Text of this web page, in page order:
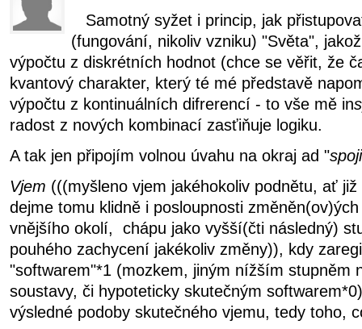
Samotný syžet i princip, jak
(fungování, nikoliv vzniku) "Světa",
výpočtu z diskrétních hodnot (chce se věřit, že
kvantový charakter, který té mé představě
výpočtu z kontinuálních difrerencí - to vše mě in
radost z nových kombinací zasťiňuje logiku.
A tak jen připojím volnou úvahu na okraj ad "
Vjem (((myšleno vjem jakéhokoliv podnětu, ať
dejme tomu klidně i posloupnosti
vnějšího okolí, chápu jako vyšší(čti následný)
pouhého zachycení jakékoliv změny)), kdy
"softwarem"*1 (mozkem, jiným nížším stupněm
soustavy, či hypoteticky skutečným
výsledné podoby skutečného vjemu, tedy toho,